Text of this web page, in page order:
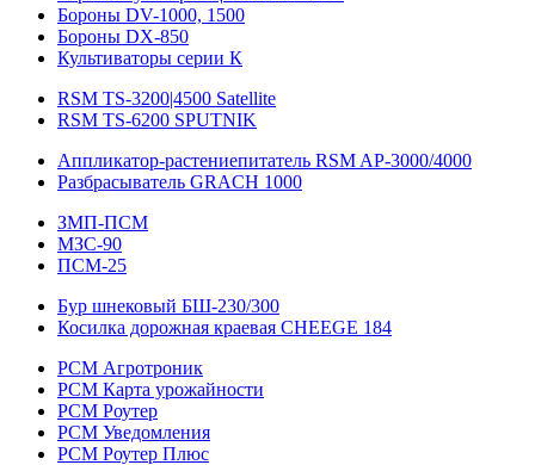
Бороны DV-1000, 1500
Бороны DX-850
Культиваторы серии К
RSM TS-3200|4500 Satellite
RSM TS-6200 SPUTNIK
Аппликатор-растениепитатель RSM AP-3000/4000
Разбрасыватель GRACH 1000
ЗМП-ПСМ
МЗС-90
ПСМ-25
Бур шнековый БШ-230/300
Косилка дорожная краевая CHEEGE 184
РСМ Агротроник
РСМ Карта урожайности
РСМ Роутер
РСМ Уведомления
РСМ Роутер Плюс